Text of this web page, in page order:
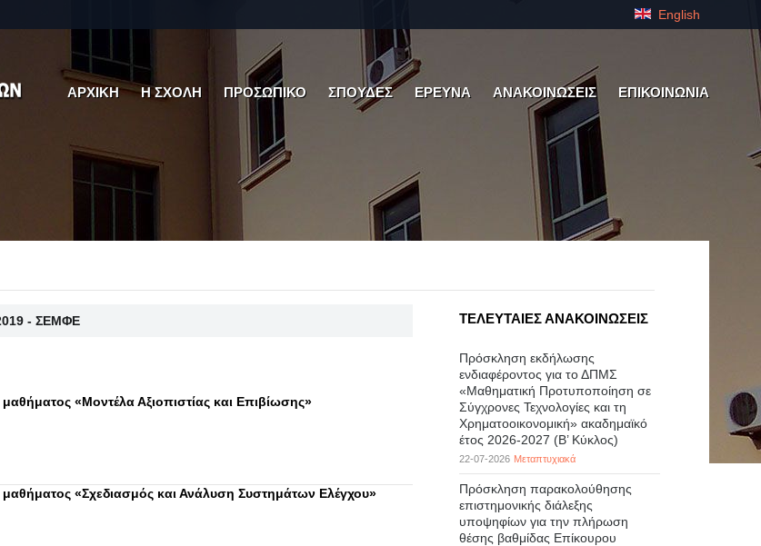
English
ΑΡΧΙΚΗ Η ΣΧΟΛΗ ΠΡΟΣΩΠΙΚΟ ΣΠΟΥΔΕΣ ΕΡΕΥΝΑ ΑΝΑΚΟΙΝΩΣΕΙΣ ΕΠΙΚΟΙΝΩΝΙΑ
- ΣΕΜΦΕ
«Μοντέλα Αξιοπιστίας και Επιβίωσης»
μαθήματος «Σχεδιασμός και Ανάλυση Συστημάτων Ελέγχου»
ΤΕΛΕΥΤΑΙΕΣ ΑΝΑΚΟΙΝΩΣΕΙΣ
Πρόσκληση εκδήλωσης
ενδιαφέροντος για το ΔΠΜΣ
«Μαθηματική Προτυποποίηση σε
Σύγχρονες Τεχνολογίες και τη
Χρηματοοικονομική» ακαδημαϊκό
έτος 2026-2027 (B’ Kύκλος)
22-07-2026 Μεταπτυχιακά
Πρόσκληση παρακολούθησης
επιστημονικής διάλεξης
υποψηφίων για την πλήρωση
θέσης βαθμίδας Επίκουρου